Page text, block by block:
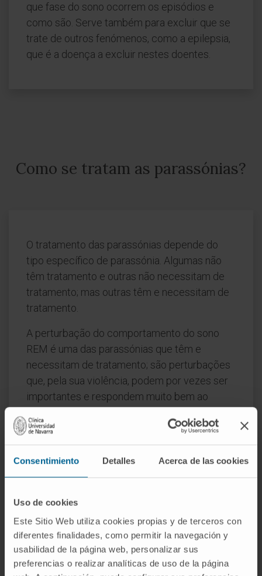
Consentimiento Detalles Acerca de las cookies
Uso de cookies
Este Sitio Web utiliza cookies propias y de terceros con
diferentes finalidades, como permitir la navegación y
usabilidad de la página web, personalizar sus
preferencias o realizar analíticas de uso de la página
que fase do sono ocorrem os episódios e
como são. Serve também para excluir que se
trate de outros fenómenos, como a epilepsia,
que é a doença a excluir nestes doentes.
Como se tratam as parassónias?
O tratamento das parassónias depende do
tipo específico de parassónia. Algumas não
têm tratamento e outras não necessitam de
tratamento; mas outras têm e necessitam de
tratamento.
A perturbação do comportamento do sono
REM é uma das parassónias que têm e
necessitam de tratamento; são perturbações
que, pela sua violência, podem por vezes ser
importantes e respondem muito bem ao
em particular o clonazepam.
habitualmente acompanhá-la novamente até à
cama e que continue a dormir, uma vez que,
embora não esteja consciente, costuma ser
possível estabelecer um mínimo de
comunicação; acordá-la bruscamente não é